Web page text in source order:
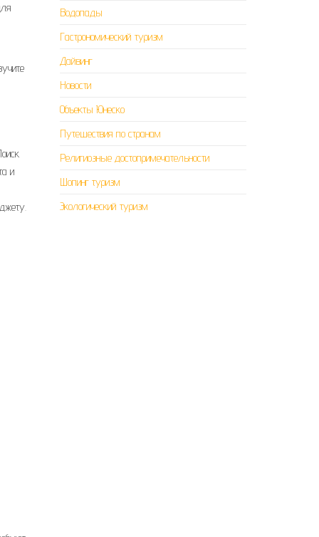
и
Водопады
Гастрономический туризм
Дайвинг
Новости
Объекты Юнеско
Путешествия по странам
Религиозные достопримечательности
Шопинг туризм
Экологический туризм